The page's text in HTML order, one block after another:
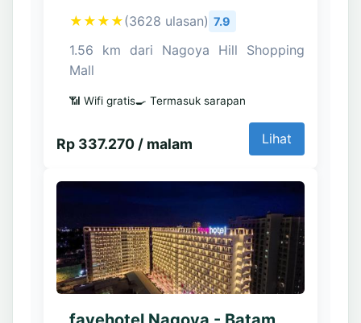
★★★★(3628 ulasan) 7.9
1.56 km dari Nagoya Hill Shopping
Mall
📶 Wifi gratis🍳 Termasuk sarapan
Rp 337.270 / malam Lihat